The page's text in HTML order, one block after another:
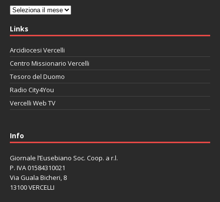
Archivi
Links
Arcidiocesi Vercelli
Centro Missionario Vercelli
Tesoro del Duomo
Radio City4You
Vercelli Web TV
Info
Giornale l’Eusebiano Soc. Coop. a r.l.
P. IVA 01584310021
Via Guala Bicheri, 8
13100 VERCELLI